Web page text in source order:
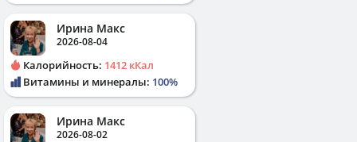
Ирина Макс
2026-08-04
Калорийность: 1412 кКал
Витамины и минералы: 100%
Ирина Макс
2026-08-02